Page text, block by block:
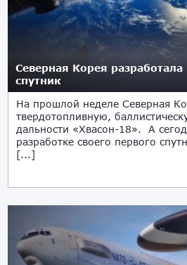
Северная Корея
спутник
На прошлой неделе Северная
твердотопливную,
дальности «Хвасон-18». А
разработке своего первого
[...]